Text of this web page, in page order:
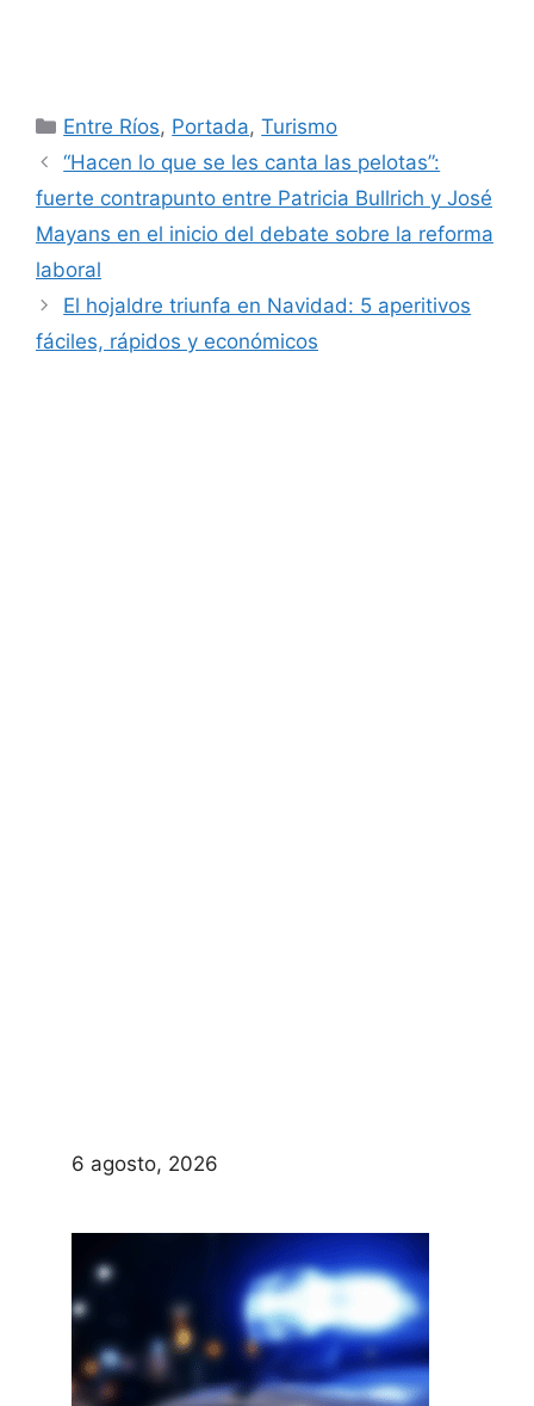
Categorías
Entre Ríos, Portada,Turismo
“Hacen lo que se les canta las pelotas”:
fuerte contrapunto entre Patricia Bullrich y José
Mayans en el inicio del debate sobre la reforma
laboral
El hojaldre triunfa en Navidad: 5 aperitivos
fáciles, rápidos y económicos
6 agosto, 2026